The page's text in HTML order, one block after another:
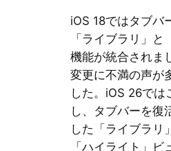
iOS 18ではタブバ
「ライブラリ」と
機能が統合されま
変更に不満の声が
した。iOS 26では
し、タブバーを復
した「ライブラリ
「ハイライト」ビ